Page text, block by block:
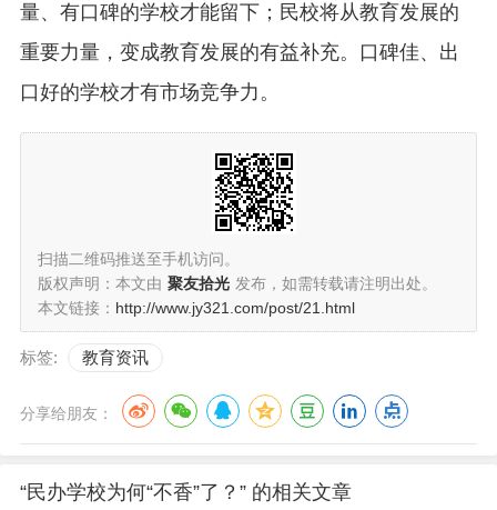
量、有口碑的学校才能留下；民校将从教育发展的
重要力量，变成教育发展的有益补充。口碑佳、出
口好的学校才有市场竞争力。
扫描二维码推送至手机访问。
版权声明：本文由 聚友拾光 发布，如需转载请注明出处。
本文链接： http://www.jy321.com/post/21.html
标签: 教育资讯
分享给朋友：
“民办学校为何“不香”了？” 的相关文章